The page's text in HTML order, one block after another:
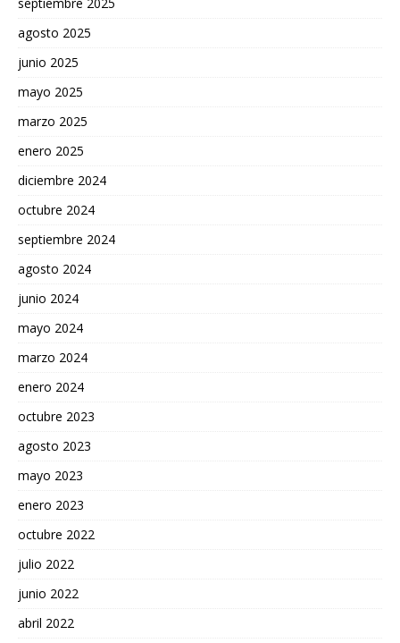
agosto 2025
junio 2025
mayo 2025
marzo 2025
enero 2025
diciembre 2024
octubre 2024
septiembre 2024
agosto 2024
junio 2024
mayo 2024
marzo 2024
enero 2024
octubre 2023
agosto 2023
mayo 2023
enero 2023
octubre 2022
julio 2022
junio 2022
abril 2022